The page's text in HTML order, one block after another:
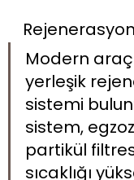
Rejenerasyon
Modern
yerleşik
sistemi
sistem, egzoz
partikül
sıcaklığı